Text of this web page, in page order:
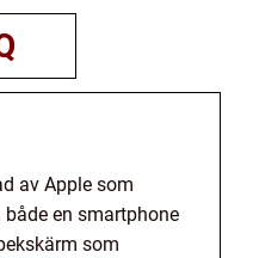
av Apple som
en smartphone
som